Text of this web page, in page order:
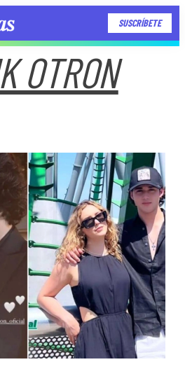
SUSCRÍBETE
OTRON